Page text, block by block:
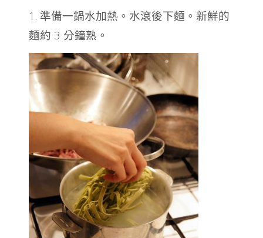
1. 準備一鍋水加熱。 水滾後下麵。新鮮的
麵約 3 分鐘熟。